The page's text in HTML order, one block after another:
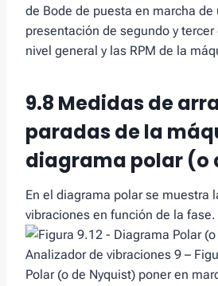
de Bode de puesta en marcha
presentación de segundo y tercer
nivel general y las RPM de la
9.8 Medidas de
paradas de la
diagrama polar (o
En el diagrama polar se muestra
vibraciones en función de la fase.
Analizador de vibraciones 9 –
Polar (o de Nyquist) poner en